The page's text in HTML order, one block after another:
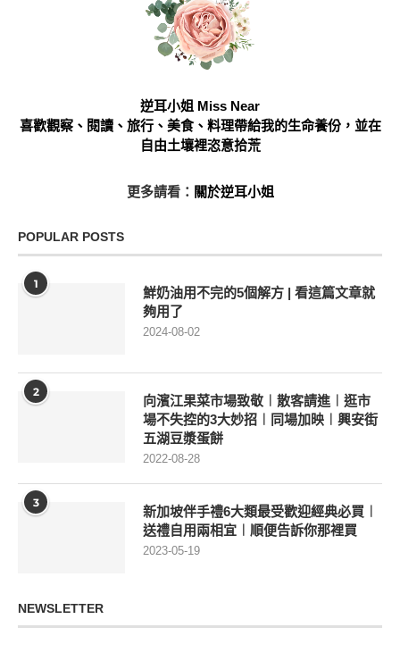
逆耳小姐 Miss Near
喜歡觀察、閱讀、旅行、美食、料理帶給我的生命養份，並在
自由土壤裡恣意拾荒
更多請看： 關於逆耳小姐
POPULAR POSTS
1
鮮奶油用不完的5個解方 | 看這篇文章就
夠用了
2024-08-02
2
向濱江果菜市場致敬︱散客請進︱逛市
場不失控的3大妙招︱同場加映︱興安街
五湖豆漿蛋餅
2022-08-28
3
新加坡伴手禮6大類最受歡迎經典必買︱
送禮自用兩相宜︱順便告訴你那裡買
2023-05-19
NEWSLETTER